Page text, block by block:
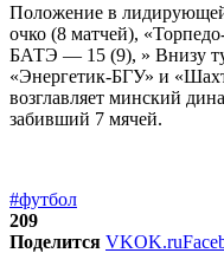
Положение в
очко (8 матчей),
БАТЭ — 15 (9), » Внизу
«Энергетик-БГУ» и
возглавляет минский
забивший 7 мячей.
#футбол
209
Поделится VKOK.ru